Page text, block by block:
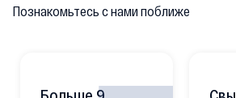
Познакомьтесь с нами поближе